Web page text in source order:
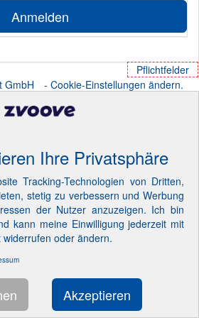
Anmelden
Pflichtfelder
GmbH
- Cookie-Einstellungen ändern.
Ihre Privatsphäre
Tracking-Technologien von Dritten,
stetig zu verbessern und Werbung
der Nutzer anzuzeigen. Ich bin
kann meine Einwilligung jederzeit mit
oder ändern.
Akzeptieren